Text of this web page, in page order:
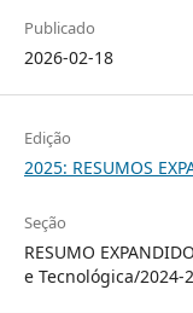
Publicado
2026-02-18
Edição
2025: RESUMOS
Seção
RESUMO
e Tecnológica/2024-